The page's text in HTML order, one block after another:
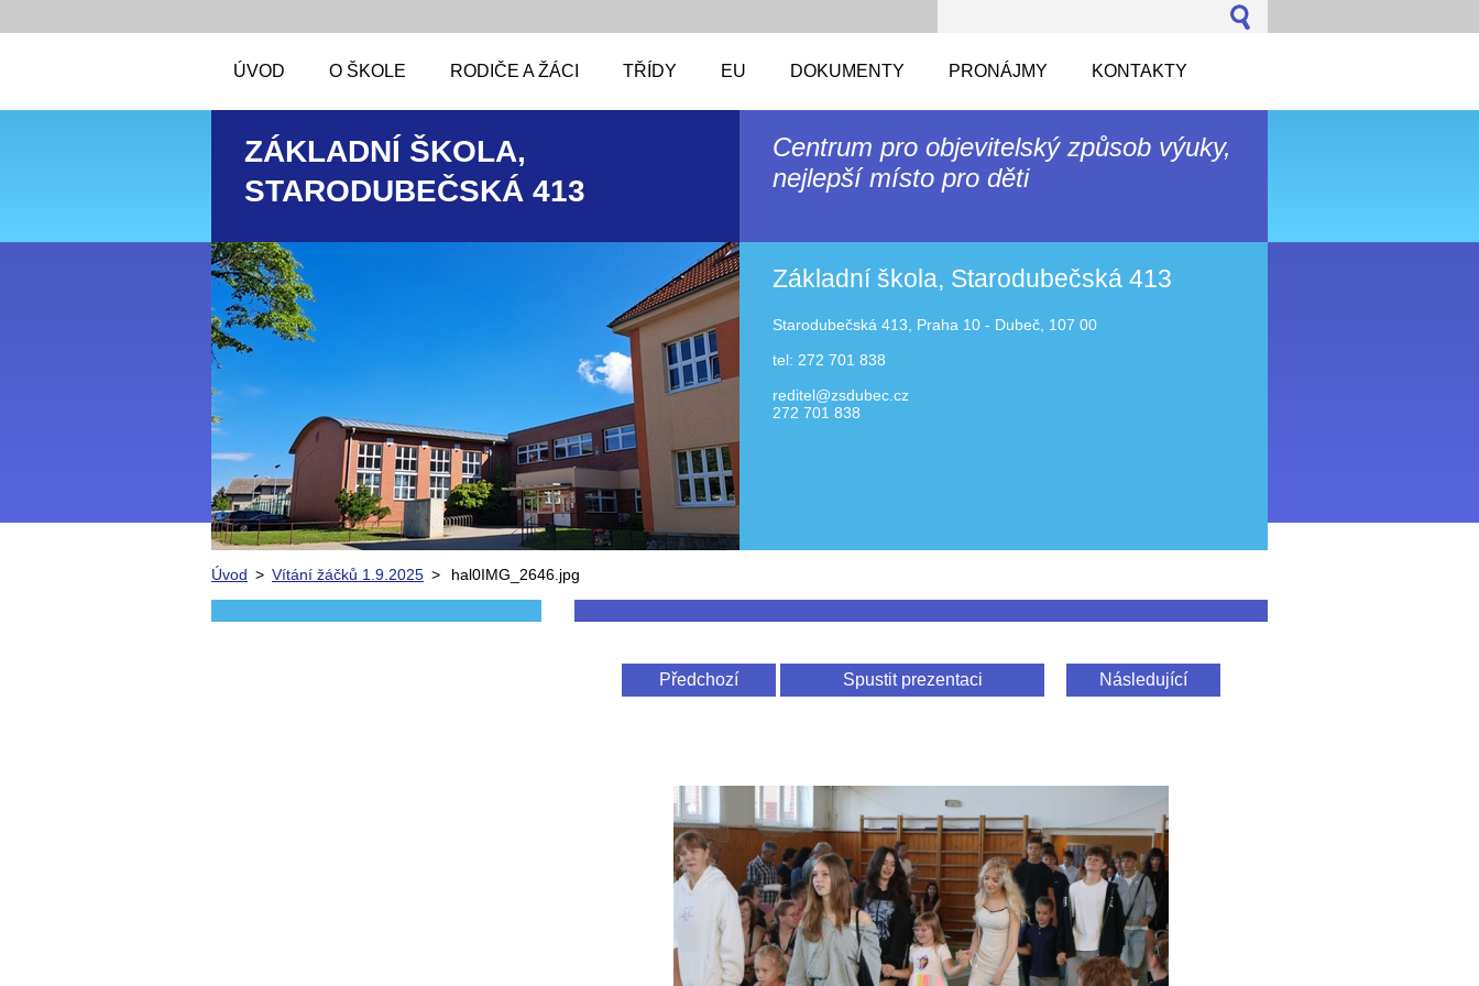
ÚVOD O ŠKOLE RODIČE A ŽÁCI TŘÍDY EU DOKUMENTY PRONÁJMY KONTAKTY
ZÁKLADNÍ ŠKOLA,
STARODUBEČSKÁ 413
Centrum pro objevitelský způsob výuky,
nejlepší místo pro děti
Základní škola, Starodubečská 413
Starodubečská 413, Praha 10 - Dubeč, 107 00
tel: 272 701 838
reditel@zsdubec.cz
272 701 838
Úvod > Vítání žáčků 1.9.2025 > hal0IMG_2646.jpg
Předchozí Spustit prezentaci Následující